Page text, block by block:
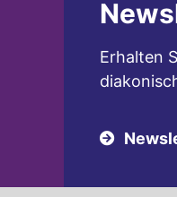
Erhalten